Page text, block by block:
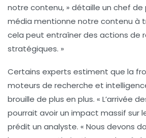
notre contenu, » détaille un chef de
média mentionne notre contenu à
cela peut entraîner des actions de
stratégiques. »
Certains experts estiment que la
moteurs de recherche et
brouille de plus en plus. « L’arrivée
pourrait avoir un impact massif sur
prédit un analyste. « Nous devons